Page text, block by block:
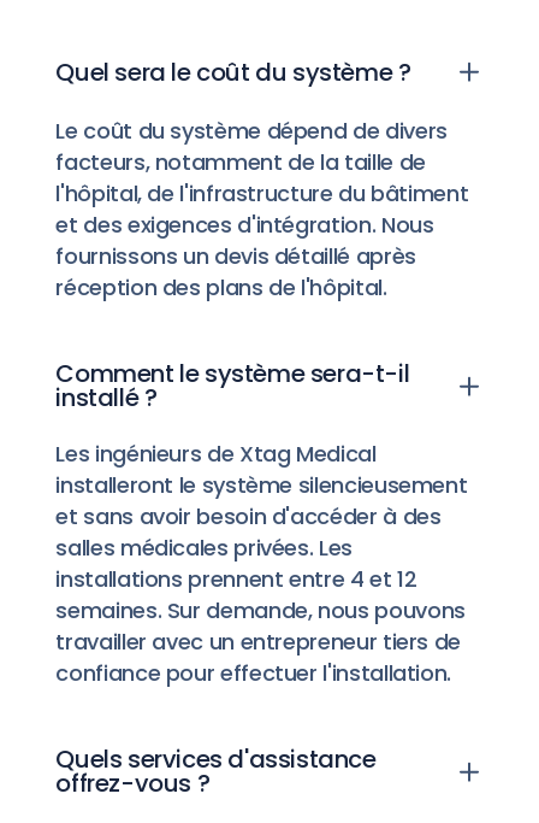
Quel sera le coût du système ?
Le coût du système dépend de divers
facteurs, notamment de la taille de
l'hôpital, de l'infrastructure du bâtiment
et des exigences d'intégration. Nous
fournissons un devis détaillé après
réception des plans de l'hôpital.
Comment le système sera-t-il
installé ?
Les ingénieurs de Xtag Medical
installeront le système silencieusement
et sans avoir besoin d'accéder à des
salles médicales privées. Les
installations prennent entre 4 et 12
semaines. Sur demande, nous pouvons
travailler avec un entrepreneur tiers de
confiance pour effectuer l'installation.
Quels services d'assistance
offrez-vous ?